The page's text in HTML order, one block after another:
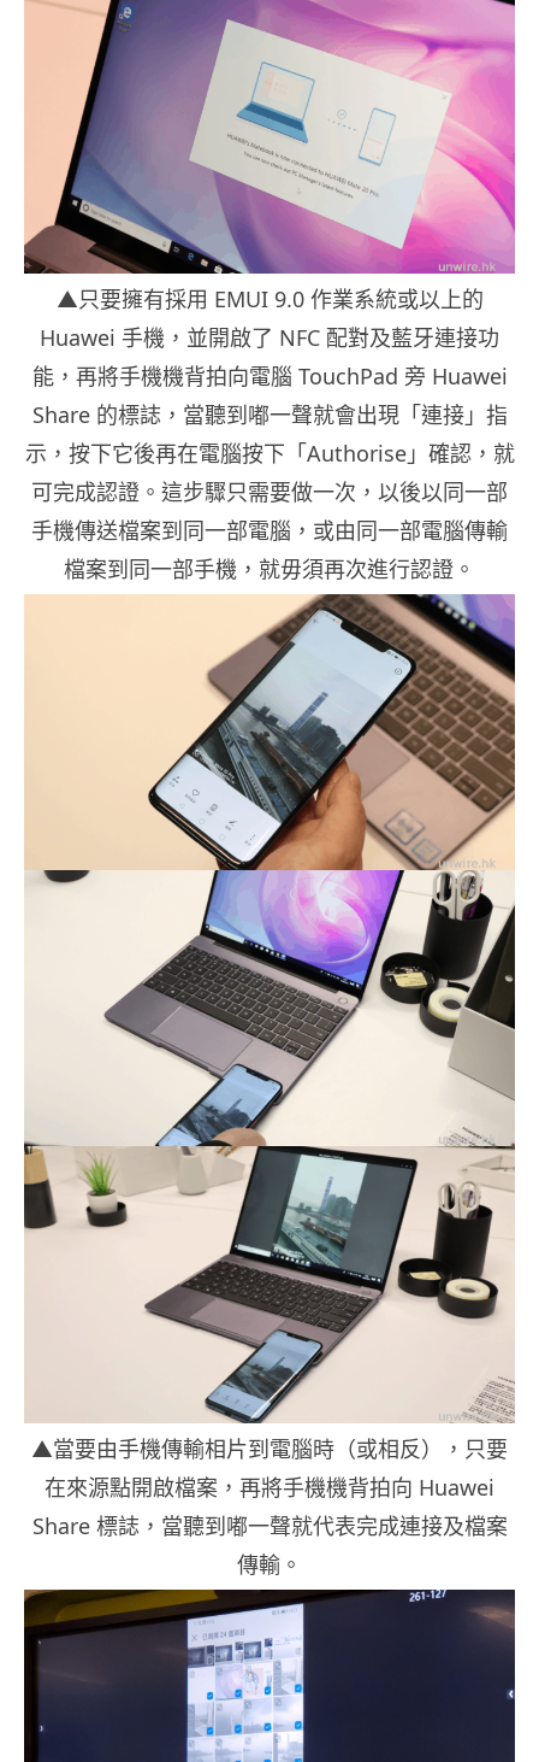
▲只要擁有採用 EMUI 9.0 作業系統或以上的
Huawei 手機，並開啟了 NFC 配對及藍牙連接功
能，再將手機機背拍向電腦 TouchPad 旁 Huawei
Share 的標誌，當聽到嘟一聲就會出現「連接」指
示，按下它後再在電腦按下「Authorise」確認，就
可完成認證。這步驟只需要做一次，以後以同一部
手機傳送檔案到同一部電腦，或由同一部電腦傳輸
檔案到同一部手機，就毋須再次進行認證。
▲當要由手機傳輸相片到電腦時（或相反），只要
在來源點開啟檔案，再將手機機背拍向 Huawei
Share 標誌，當聽到嘟一聲就代表完成連接及檔案
傳輸。